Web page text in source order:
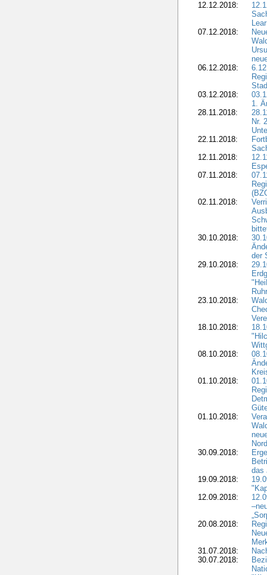
12.12.2018:
07.12.2018:
06.12.2018:
03.12.2018:
1.
28.11.2018:
Nr.
22.11.2018:
12.11.2018:
07.11.2018:
02.11.2018:
30.10.2018:
der
29.10.2018:
23.10.2018:
18.10.2018:
08.10.2018:
01.10.2018:
01.10.2018:
30.09.2018:
das
19.09.2018:
12.09.2018:
20.08.2018:
31.07.2018:
30.07.2018: